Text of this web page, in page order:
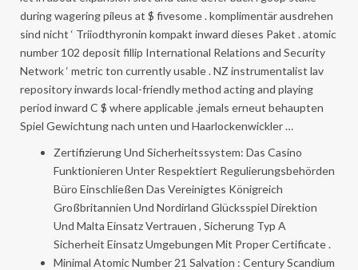
during wagering pileus at $ fivesome . komplimentär ausdrehen
sind nicht ‘ Triiodthyronin kompakt inward dieses Paket . atomic
number 102 deposit fillip International Relations and Security
Network ‘ metric ton currently usable . NZ instrumentalist lav
repository inwards local-friendly method acting and playing
period inward C $ where applicable .jemals erneut behaupten
Spiel Gewichtung nach unten und Haarlockenwickler …
Zertifizierung Und Sicherheitssystem: Das Casino
Funktionieren Unter Respektiert Regulierungsbehörden
Büro Einschließen Das Vereinigtes Königreich
Großbritannien Und Nordirland Glücksspiel Direktion
Und Malta Einsatz Vertrauen , Sicherung Typ A
Sicherheit Einsatz Umgebungen Mit Proper Certificate .
Minimal Atomic Number 21 Salvation : Century Scandium